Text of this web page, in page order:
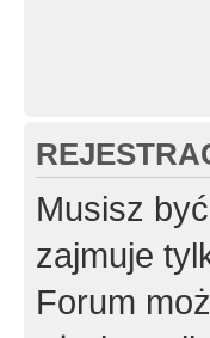
Musisz
zajmuje
Forum